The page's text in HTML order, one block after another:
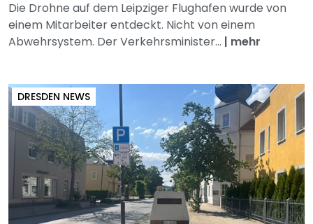
Die Drohne auf dem Leipziger Flughafen wurde von
einem Mitarbeiter entdeckt. Nicht von einem
Abwehrsystem. Der Verkehrsminister... | mehr
DRESDEN NEWS